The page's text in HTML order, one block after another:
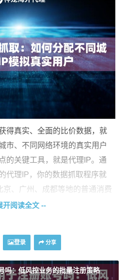
得真实、全面的比价数据，就
市、不同网络环境的真实用户
的关键工具，就是代理IP。通
代理IP，你的数据抓取程序就
京、广州、成都等地的普通消费
地用户看到的商品信息、库存
的分配策略？
开阅读全文 --
登录 分享
吗：低风控业务的批量注册策略